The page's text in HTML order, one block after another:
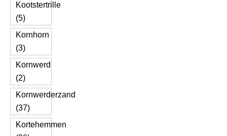
Kootstertrille
(5)
Kornhorn
(3)
Kornwerd
(2)
Kornwerderzand
(37)
Kortehemmen